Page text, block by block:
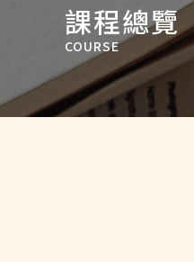
課程總覽
COURSE